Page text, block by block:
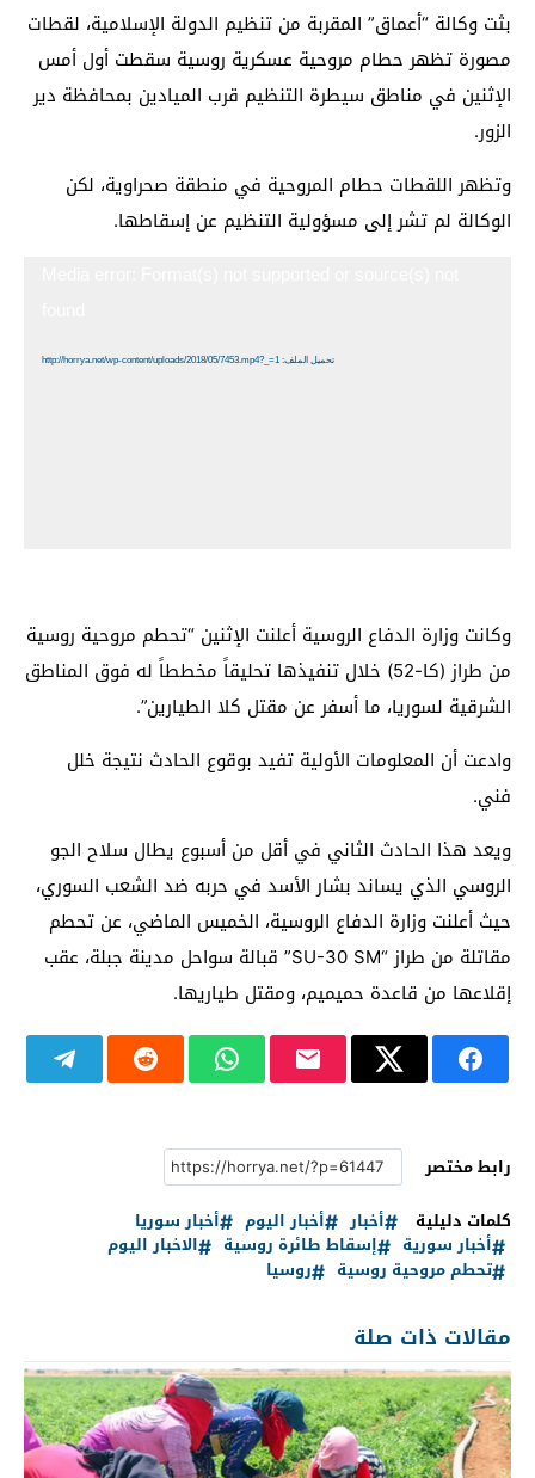
بثت وكالة “أعماق” المقربة من تنظيم الدولة الإسلامية، لقطات
مصورة تظهر حطام مروحية عسكرية روسية سقطت أول أمس
الإثنين في مناطق سيطرة التنظيم قرب الميادين بمحافظة دير
الزور.
وتظهر اللقطات حطام المروحية في منطقة صحراوية، لكن
الوكالة لم تشر إلى مسؤولية التنظيم عن إسقاطها.
تحميل الملف: http://horrya.net/wp-content/uploads/2018/05/7453.mp4?_=1
وكانت وزارة الدفاع الروسية أعلنت الإثنين “تحطم مروحية روسية
من طراز (كا-52) خلال تنفيذها تحليقاً مخططاً له فوق المناطق
الشرقية لسوريا، ما أسفر عن مقتل كلا الطيارين”.
وادعت أن المعلومات الأولية تفيد بوقوع الحادث نتيجة خلل
فني.
ويعد هذا الحادث الثاني في أقل من أسبوع يطال سلاح الجو
الروسي الذي يساند بشار الأسد في حربه ضد الشعب السوري،
حيث أعلنت وزارة الدفاع الروسية، الخميس الماضي، عن تحطم
مقاتلة من طراز “SU-30 SM” قبالة سواحل مدينة جبلة، عقب
إقلاعها من قاعدة حميميم، ومقتل طياريها.
رابط مختصر
كلمات دليلية
أخبار أخبار اليوم
أخبار سوريا
أخبار سورية
إسقاط طائرة روسية
الاخبار اليوم
تحطم مروحية روسية
روسيا
مقالات ذات صلة